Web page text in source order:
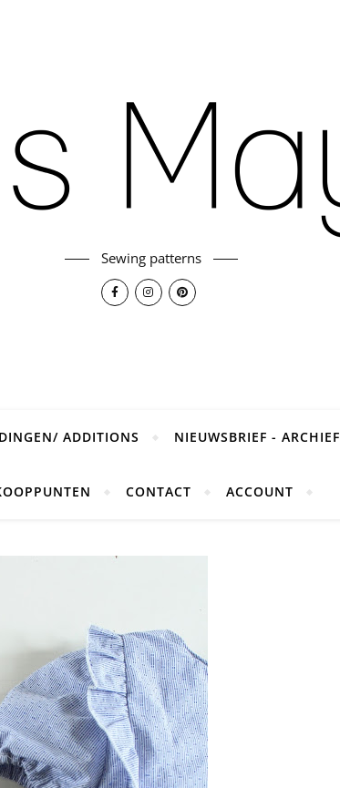
Sewing patterns
ADDITIONS NIEUWSBRIEF - ARCHIEF
CONTACT ACCOUNT